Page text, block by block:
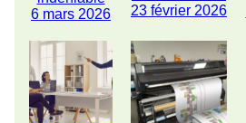
6 mars 2026
23 février 2026